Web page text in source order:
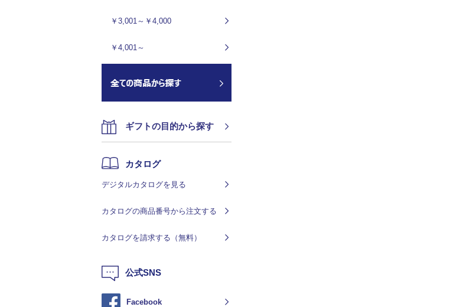
￥3,001～￥4,000
￥4,001～
ギフトの目的から探す
カタログ
デジタルカタログを見る
カタログの商品番号から注文する
カタログを請求する（無料）
公式SNS
Facebook